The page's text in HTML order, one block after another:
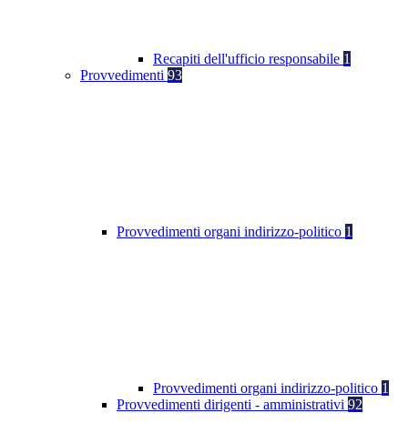
Recapiti dell'ufficio responsabile 1
Provvedimenti 93
Provvedimenti organi indirizzo-politico 1
Provvedimenti organi indirizzo-politico 1
Provvedimenti dirigenti - amministrativi 92